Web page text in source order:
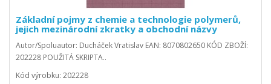
Základní pojmy z chemie a technologie polymerů,
jejich mezinárodní zkratky a obchodní názvy
Autor/Spoluautor: Ducháček Vratislav EAN: 8070802650 KÓD ZBOŽÍ:
202228 POUŽITÁ SKRIPTA..
Kód výrobku: 202228